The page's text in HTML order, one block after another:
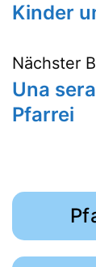
Kinder
Nächster
Una
Pfarrei